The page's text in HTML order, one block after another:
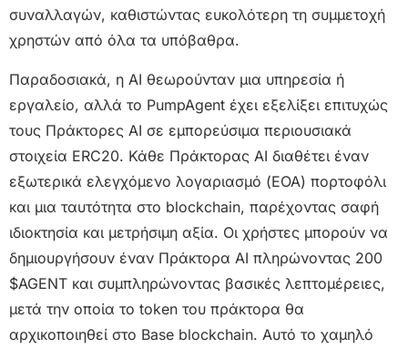
συναλλαγών, καθιστώντας ευκολότερη τη συμμετοχή
χρηστών από όλα τα υπόβαθρα.
Παραδοσιακά, η AI θεωρούνταν μια υπηρεσία ή
εργαλείο, αλλά το PumpAgent έχει εξελίξει επιτυχώς
τους Πράκτορες AI σε εμπορεύσιμα περιουσιακά
στοιχεία ERC20. Κάθε Πράκτορας AI διαθέτει έναν
εξωτερικά ελεγχόμενο λογαριασμό (EOA) πορτοφόλι
και μια ταυτότητα στο blockchain, παρέχοντας σαφή
ιδιοκτησία και μετρήσιμη αξία. Οι χρήστες μπορούν να
δημιουργήσουν έναν Πράκτορα AI πληρώνοντας 200
$AGENT και συμπληρώνοντας βασικές λεπτομέρειες,
μετά την οποία το token του πράκτορα θα
αρχικοποιηθεί στο Base blockchain. Αυτό το χαμηλό